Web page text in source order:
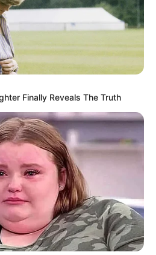
LAINNYA
Confidence Queen
Finally Reveals The Truth